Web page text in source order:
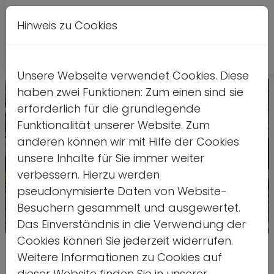
Quelle:
Zugänge schaffen zu
Hinweis zu Cookies
Unsere Webseite verwendet Cookies. Diese
haben zwei Funktionen: Zum einen sind sie
erforderlich für die grundlegende
Funktionalität unserer Website. Zum
anderen können wir mit Hilfe der Cookies
unsere Inhalte für Sie immer weiter
verbessern. Hierzu werden
pseudonymisierte Daten von Website-
Besuchern gesammelt und ausgewertet.
Das Einverständnis in die Verwendung der
Cookies können Sie jederzeit widerrufen.
Weitere Informationen zu Cookies auf